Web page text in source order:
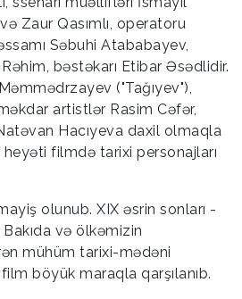
Zaur Qasımlı, operatoru
Səbuhi Atababayev,
bəstəkarı Etibar Əsədlidir.
("Tağıyev"),
artistlər Rasim Cəfər,
Hacıyeva daxil olmaqla
filmdə tarixi personajları
olunub. XIX əsrin sonları -
və ölkəmizin
mühüm tarixi-mədəni
böyük maraqla qarşılanıb.